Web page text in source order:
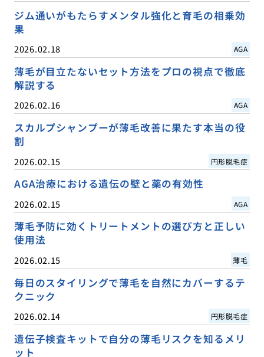
ジム通いがもたらすメンタル強化と育毛の相乗効
果
2026.02.18 AGA
薄毛が目立たないセット方法をプロの視点で徹底
解説する
2026.02.16 AGA
スカルプシャンプーが薄毛改善に果たす本当の役
割
2026.02.15 円形脱毛症
AGA治療における遺伝の壁と薬の有効性
2026.02.15 AGA
薄毛予防に効くトリートメントの選び方と正しい
使用法
2026.02.15 薄毛
毎日のスタイリングで薄毛を自然にカバーするテ
クニック
2026.02.14 円形脱毛症
遺伝子検査キットで自分の薄毛リスクを知るメリ
ット